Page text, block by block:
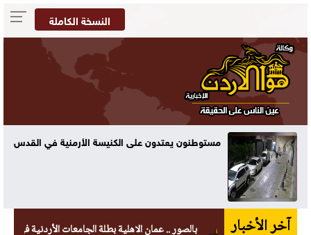
النسخة الكاملة
في القدس
آخر الأخبار بالصور .. عمان الاهلية بطلة الجامعات الأردنية في الكراتيه